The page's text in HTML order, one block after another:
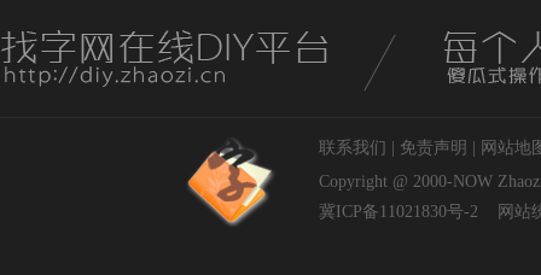
联系我们 免责声明
网站地
Copyright @ 2000-NOW
冀ICP备11021830号-2
网站